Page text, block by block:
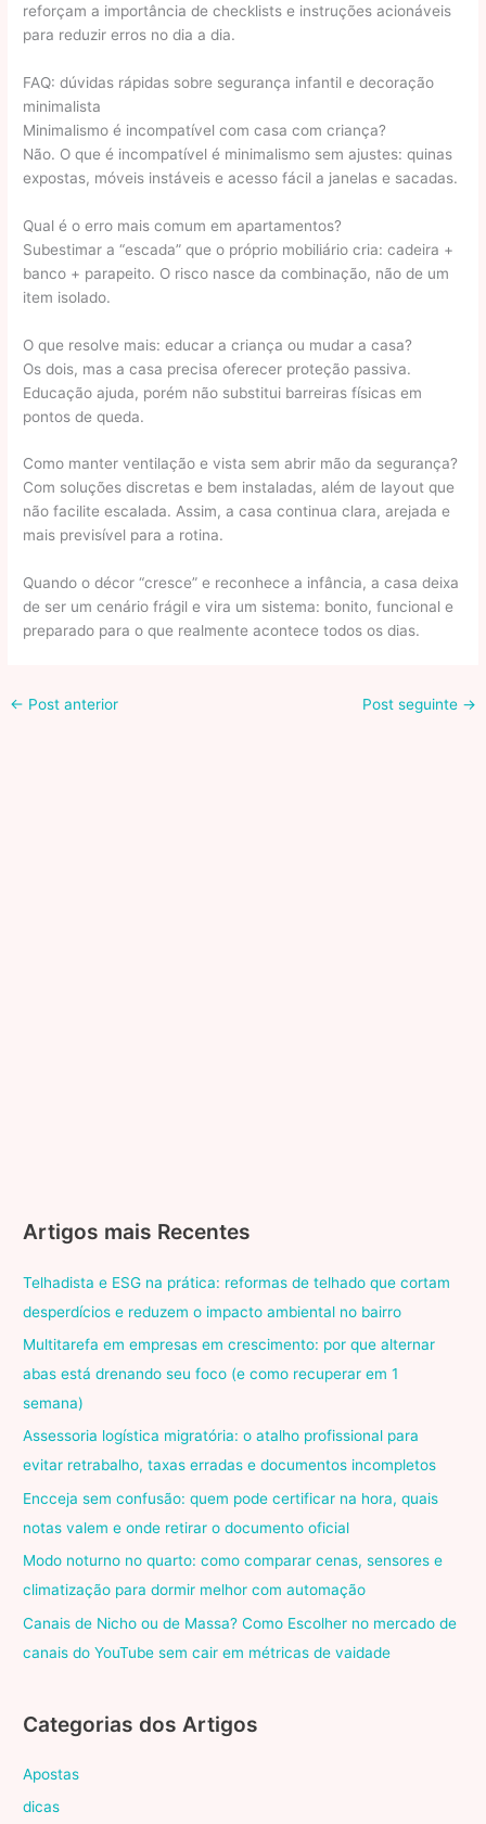
reforçam a importância de checklists e instruções acionáveis
para reduzir erros no dia a dia.
FAQ: dúvidas rápidas sobre segurança infantil e decoração
minimalista
Minimalismo é incompatível com casa com criança?
Não. O que é incompatível é minimalismo sem ajustes: quinas
expostas, móveis instáveis e acesso fácil a janelas e sacadas.
Qual é o erro mais comum em apartamentos?
Subestimar a “escada” que o próprio mobiliário cria: cadeira +
banco + parapeito. O risco nasce da combinação, não de um
item isolado.
O que resolve mais: educar a criança ou mudar a casa?
Os dois, mas a casa precisa oferecer proteção passiva.
Educação ajuda, porém não substitui barreiras físicas em
pontos de queda.
Como manter ventilação e vista sem abrir mão da segurança?
Com soluções discretas e bem instaladas, além de layout que
não facilite escalada. Assim, a casa continua clara, arejada e
mais previsível para a rotina.
Quando o décor “cresce” e reconhece a infância, a casa deixa
de ser um cenário frágil e vira um sistema: bonito, funcional e
preparado para o que realmente acontece todos os dias.
← Post anterior Post seguinte →
Artigos mais Recentes
Telhadista e ESG na prática: reformas de telhado que cortam
desperdícios e reduzem o impacto ambiental no bairro
Multitarefa em empresas em crescimento: por que alternar
abas está drenando seu foco (e como recuperar em 1
semana)
Assessoria logística migratória: o atalho profissional para
evitar retrabalho, taxas erradas e documentos incompletos
Encceja sem confusão: quem pode certificar na hora, quais
notas valem e onde retirar o documento oficial
Modo noturno no quarto: como comparar cenas, sensores e
climatização para dormir melhor com automação
Canais de Nicho ou de Massa? Como Escolher no mercado de
canais do YouTube sem cair em métricas de vaidade
Categorias dos Artigos
Apostas
dicas